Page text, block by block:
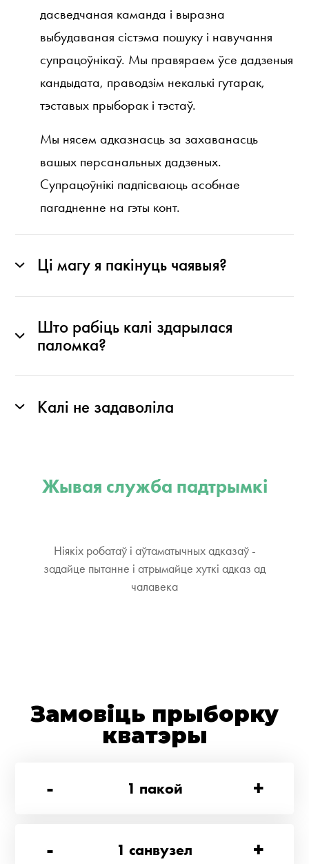
дасведчаная каманда і выразна
выбудаваная сістэма пошуку і навучання
супрацоўнікаў. Мы правяраем ўсе дадзеныя
кандыдата, праводзім некалькі гутарак,
тэставых прыборак і тэстаў.
Мы нясем адказнасць за захаванасць
вашых персанальных дадзеных.
Супрацоўнікі падпісваюць асобнае
пагадненне на гэты конт.
Ці магу я пакінуць чаявыя?
Што рабіць калі здарылася
паломка?
Калі не задаволіла
Жывая служба падтрымкі
Ніякіх робатаў і аўтаматычных адказаў -
задайце пытанне і атрымайце хуткі адказ ад
чалавека
Замовіць прыборку
кватэры
-
1 пакой +
- 1 санвузел +